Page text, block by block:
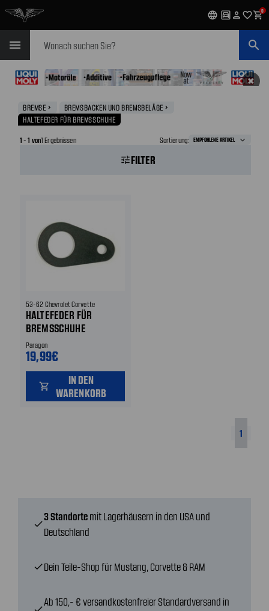
language garage person favorite_outlineshopping_cart0
menu search
✖
BREMSE navigate_next BREMSBACKEN UND BREMSBELÄGE navigate_next
HALTEFEDER FÜR BREMSSCHUHE
1 - 1 von1 Ergebnissen Sortierung:
tuneFILTER
53-62 Chevrolet Corvette
HALTEFEDER FÜR
BREMSSCHUHE
Paragon
19,99€
shopping_cart
IN DEN
WARENKORB
1
check
3 Standorte mit Lagerhäusern in den USA und
Deutschland
checkDein Teile-Shop für Mustang, Corvette & RAM
Ab 150,- € versandkostenfreier Standardversand in